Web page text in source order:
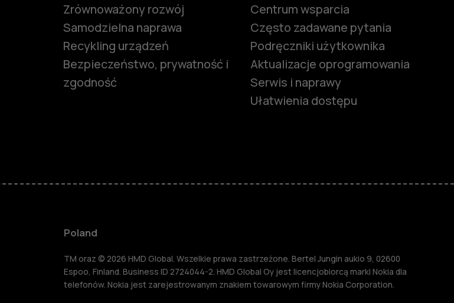
Akcesoria
HMD Terra M
Zrównoważony rozwój
Samodzielna naprawa
Recykling urządzeń
Bezpieczeństwo, prywatność i
zgodność
Centrum wsparcia
Często zadawane pytania
Podręczniki użytkownika
Aktualizacje oprogramowania
Serwis i naprawy
Ułatwienia dostępu
Poland
TM oraz © 2026 HMD Global. Wszelkie prawa zastrzeżone. Bertel Jungin aukio 9, 02600
Espoo, Finland. Business ID 2724044-2. HMD Global Oy jest licencjobiorcą marki Nokia dla
telefonów. Nokia jest zarejestrowanym znakiem towarowym firmy Nokia Corporation.